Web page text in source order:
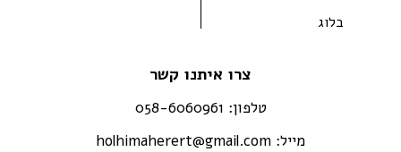
בלוג
צרו איתנו קשר
טלפון: 058-6060961
מייל: holhimaherert@gmail.com